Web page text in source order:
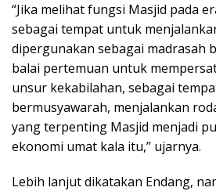
“Jika melihat fungsi Masjid pada
sebagai tempat untuk
dipergunakan sebagai madrasah
balai pertemuan untuk
unsur kekabilahan, sebagai
bermusyawarah, menjalankan
yang terpenting Masjid menjadi
ekonomi umat kala itu,” ujarnya.
Lebih lanjut dikatakan Endang,